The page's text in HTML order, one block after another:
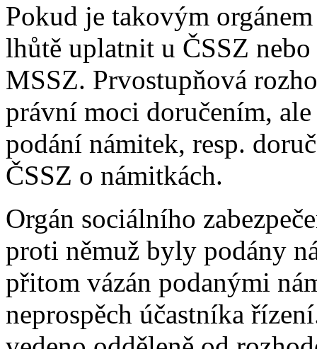
Pokud je takovým
lhůtě uplatnit u ČSSZ
MSSZ. Prvostupňová
právní moci doručením,
podání námitek, resp.
ČSSZ o námitkách.
Orgán sociálního
proti němuž byly podány
přitom vázán podanými
neprospěch účastníka